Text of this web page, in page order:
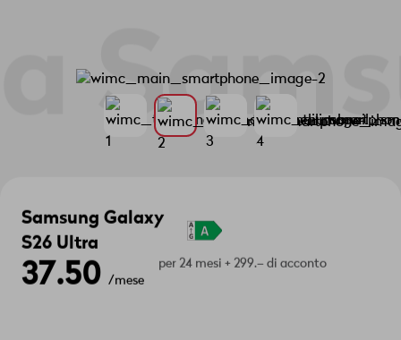
Samsung Galaxy
S26 Ultra
37.50 /mese
per 24 mesi + 299.– di acconto